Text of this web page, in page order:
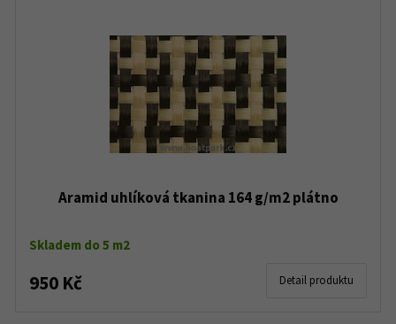
Aramid uhlíková tkanina 164 g/m2 plátno
Skladem do 5 m2
950 Kč Detail produktu